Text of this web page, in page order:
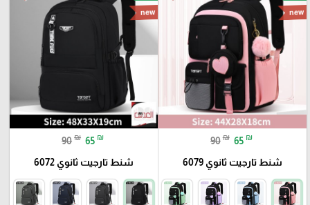
new
90 ₪ 65 ₪
شنط تارجيت ثانوي 6079
new
90 ₪ 65 ₪
شنط تارجيت ثانوي 6072